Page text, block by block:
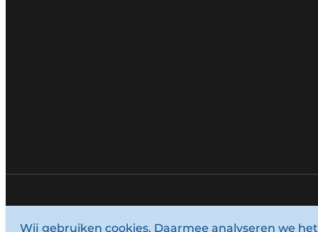
© 1987 - 2026 Louwersmediagroep.
Wij gebruiken cookies. Daarmee analyseren we